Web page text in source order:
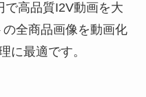
で高品質I2V動画を大
全商品画像を動画化
に最適です。